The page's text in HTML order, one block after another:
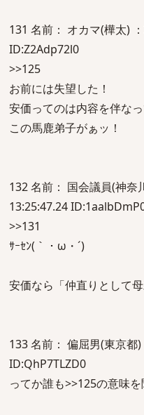
131 名前： オカマ(樺太)
ID:Z2Adp72l0
>>125
お前には失望した！
安価ってのは内容を伴な
この馬鹿弟子がぁッ！
132 名前： 国会議員(神
13:25:47.24
>>131
ｻｰｾﾝ(｀・ω・´)
安価なら「仲直りとして
133 名前： 偏屈男(東京
ID:QhP7TLZD0
ってか誰も>>125の意味